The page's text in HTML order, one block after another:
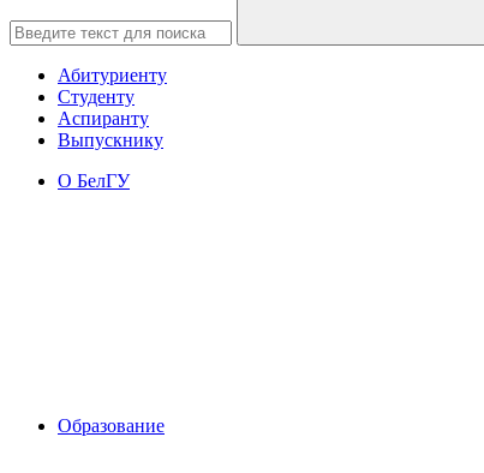
Абитуриенту
Студенту
Аспиранту
Выпускнику
О БелГУ
Образование